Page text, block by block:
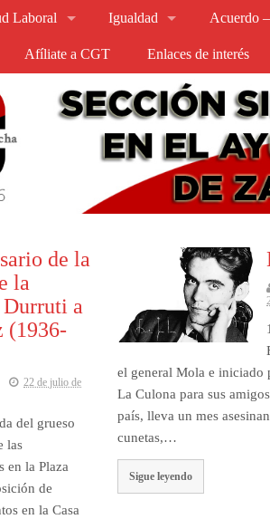
Laboral Igualdad Acuerdo
Afíliate a CGT Enlaces de interés
de la
la
a
(1936-
22 de julio de
del grueso
las
en la Plaza
de
en la Casa
el general Mola e iniciado
La Culona para sus
país, lleva un mes
cunetas,…
Sigue leyendo